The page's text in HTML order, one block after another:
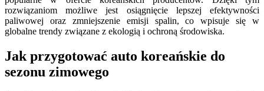
rozwiązaniom możliwe jest osiągnięcie lepszej efektywności
paliwowej oraz zmniejszenie emisji spalin, co wpisuje się w
globalne trendy związane z ekologią i ochroną środowiska.
Jak przygotować auto koreańskie do
sezonu zimowego